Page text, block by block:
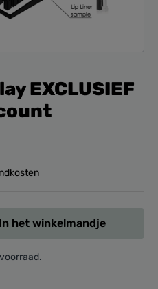
EXCLUSIEF
In het winkelmandje